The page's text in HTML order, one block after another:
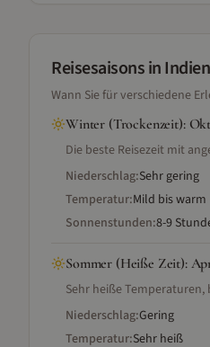
Reisesaisonsin Indien
Wann Sie für verschiedene
Winter (Trockenzeit):
Die beste Reisezeit mit
Niederschlag:Sehr gering
Temperatur:Mild bis warm
Sonnenstunden:8-9
Sommer (Heiße Zeit):
Sehr heiße
Niederschlag:Gering
Temperatur:Sehr heiß